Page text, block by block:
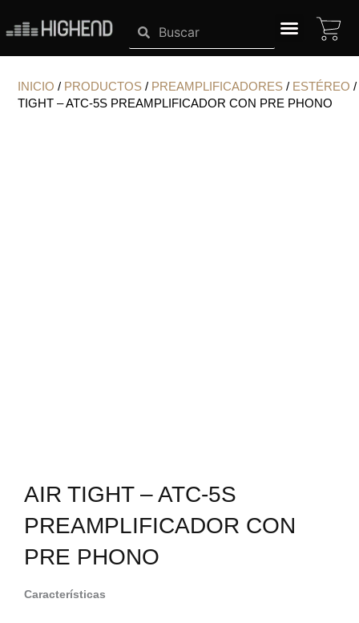
contenido
INICIO / PRODUCTOS / PREAMPLIFICADORES / ESTÉREO /
TIGHT – ATC-5S PREAMPLIFICADOR CON PRE PHONO
AIR TIGHT – ATC-5S
PREAMPLIFICADOR CON
PRE PHONO
Características